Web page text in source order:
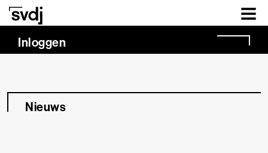
Naar hoofdinhoud
Inloggen
Nieuws